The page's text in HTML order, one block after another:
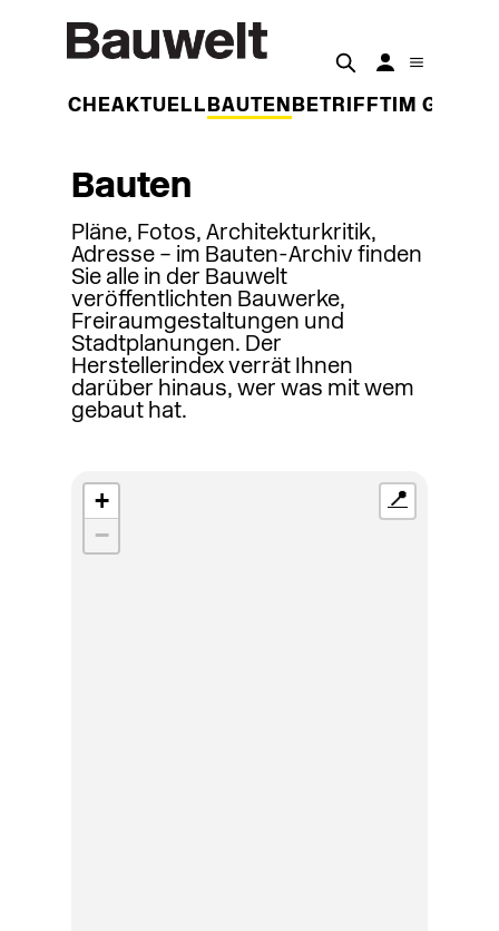
WOCHEAKTUELL BAUTEN BETRIFFT IM
Bauten
Pläne, Fotos, Architekturkritik,
Adresse – im Bauten-Archiv finden
Sie alle in der Bauwelt
veröffentlichten Bauwerke,
Freiraumgestaltungen und
Stadtplanungen. Der
Herstellerindex verrät Ihnen
darüber hinaus, wer was mit wem
gebaut hat.
+
−
📍